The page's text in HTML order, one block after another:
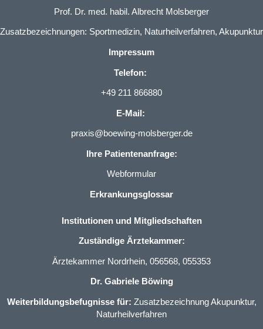
Prof. Dr. med. habil. Albrecht Molsberger
Zusatzbezeichnungen: Sportmedizin, Naturheilverfahren, Akupunktur
Impressum
Telefon:
+49 211 866880
E-Mail:
praxis@boewing-molsberger.de
Ihre Patientenanfrage:
Webformular
Erkrankungsglossar
Institutionen und Mitgliedschaften
Zuständige Ärztekammer:
Ärztekammer Nordrhein, 056568, 055353
Dr. Gabriele Böwing
Weiterbildungsbefugnisse für: Zusatzbezeichnung Akupunktur,
Naturheilverfahren